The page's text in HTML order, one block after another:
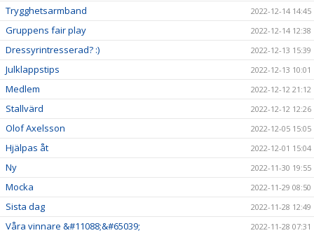
Trygghetsarmband 2022-12-14 14:45
Gruppens fair play 2022-12-14 12:38
Dressyrintresserad? :) 2022-12-13 15:39
Julklappstips 2022-12-13 10:01
Medlem 2022-12-12 21:12
Stallvärd 2022-12-12 12:26
Olof Axelsson 2022-12-05 15:05
Hjälpas åt 2022-12-01 15:04
Ny 2022-11-30 19:55
Mocka 2022-11-29 08:50
Sista dag 2022-11-28 12:49
Våra vinnare &#11088;&#65039; 2022-11-28 07:31